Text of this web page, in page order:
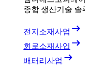
종합 생산기술 솔
전지소재사업 arrow_right_alt
회로소재사업 arrow_right_alt
배터리사업 arrow_right_alt